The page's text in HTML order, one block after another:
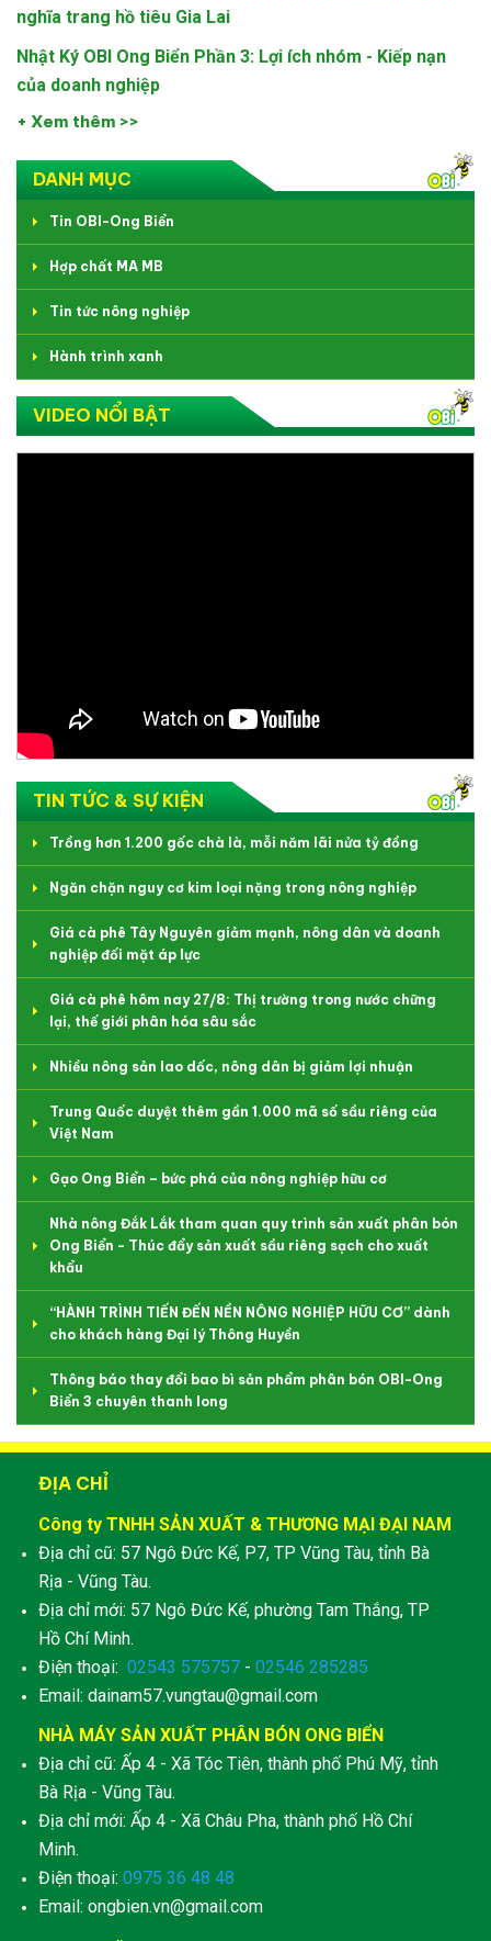
nghĩa trang hồ tiêu Gia Lai
Nhật Ký OBI Ong Biển Phần 3: Lợi ích nhóm - Kiếp nạn
của doanh nghiệp
+ Xem thêm >>
DANH MỤC
Tin OBI-Ong Biển
Hợp chất MA MB
Tin tức nông nghiệp
Hành trình xanh
VIDEO NỔI BẬT
TIN TỨC & SỰ KIỆN
Trồng hơn 1.200 gốc chà là, mỗi năm lãi nửa tỷ đồng
Ngăn chặn nguy cơ kim loại nặng trong nông nghiệp
Giá cà phê Tây Nguyên giảm mạnh, nông dân và doanh
nghiệp đối mặt áp lực
Giá cà phê hôm nay 27/8: Thị trường trong nước chững
lại, thế giới phân hóa sâu sắc
Nhiều nông sản lao dốc, nông dân bị giảm lợi nhuận
Trung Quốc duyệt thêm gần 1.000 mã số sầu riêng của
Việt Nam
Gạo Ong Biển – bức phá của nông nghiệp hữu cơ
Nhà nông Đắk Lắk tham quan quy trình sản xuất phân bón
Ong Biển - Thúc đẩy sản xuất sầu riêng sạch cho xuất
khẩu
“HÀNH TRÌNH TIẾN ĐẾN NỀN NÔNG NGHIỆP HỮU CƠ” dành
cho khách hàng Đại lý Thông Huyền
Thông báo thay đổi bao bì sản phẩm phân bón OBI-Ong
Biển 3 chuyên thanh long
ĐỊA CHỈ
Công ty TNHH SẢN XUẤT & THƯƠNG MẠI ĐẠI NAM
Địa chỉ cũ: 57 Ngô Đức Kế, P7, TP Vũng Tàu, tỉnh Bà
Rịa - Vũng Tàu.
Địa chỉ mới: 57 Ngô Đức Kế, phường Tam Thắng, TP
Hồ Chí Minh.
Điện thoại: 02543 575757 - 02546 285285
Email: dainam57.vungtau@gmail.com
NHÀ MÁY SẢN XUẤT PHÂN BÓN ONG BIỂN
Địa chỉ cũ: Ấp 4 - Xã Tóc Tiên, thành phố Phú Mỹ, tỉnh
Bà Rịa - Vũng Tàu.
Địa chỉ mới: Ấp 4 - Xã Châu Pha, thành phố Hồ Chí
Minh.
Điện thoại: 0975 36 48 48
Email: ongbien.vn@gmail.com